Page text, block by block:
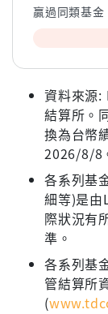
贏過同類基金
資料來源:
結算所。
換為台幣
2026/8/8
各系列基
細等)是
際狀況有
準。
各系列基
管結算所
(